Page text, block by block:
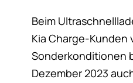
Beim
Kia Charge-Kunden
Sonderkonditionen
Dezember 2023